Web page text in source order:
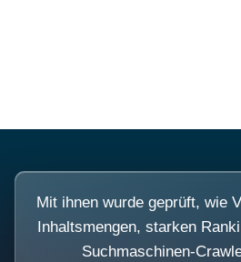
Mit ihnen wurde geprüft, wie
Inhaltsmengen, starken
Suchmaschinen-